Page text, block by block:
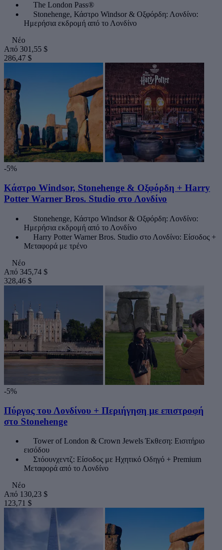
The London Pass®
Stonehenge, Κάστρο Windsor & Οξφόρδη: Λονδίνο:
Ημερήσια εκδρομή από το Λονδίνο
Νέο
Από 301,55 $
286,47 $
-5%
Κάστρο Windsor, Stonehenge & Οξφόρδη + Harry
Potter Warner Bros. Studio στο Λονδίνο
Stonehenge, Κάστρο Windsor & Οξφόρδη: Λονδίνο:
Ημερήσια εκδρομή από το Λονδίνο
Harry Potter Warner Bros. Studio στο Λονδίνο: Είσοδος +
Μεταφορά με τρένο
Νέο
Από 345,74 $
328,46 $
-5%
Πύργος του Λονδίνου + Περιήγηση με επιστροφή
στο Stonehenge
Tower of London & Crown Jewels Έκθεση: Εισιτήριο
εισόδου
Στόουνχεντζ: Είσοδος με Ηχητικό Οδηγό + Premium
Μεταφορά από το Λονδίνο
Νέο
Από 130,23 $
123,71 $